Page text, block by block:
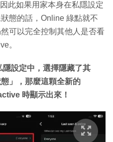
此如果用家本身在私隱設定
態的話，Online 綠點就不
可以完全控制其他人是否看
。
設定中，選擇隱藏了其
」，那麼這顆全新的
時顯示出來！